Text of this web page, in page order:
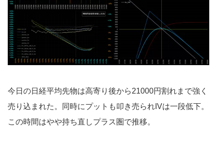
今日の日経平均先物は高寄り後から21000円割れまで強く
売り込まれた。同時にプットも叩き売られIVは一段低下。
この時間はやや持ち直しプラス圏で推移。